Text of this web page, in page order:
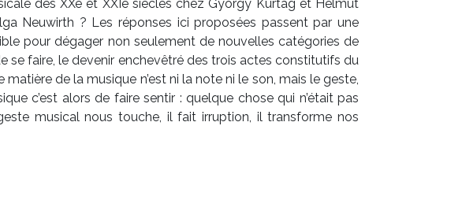
des XXe et XXIe siècles chez György Kurtág et Helmut
Neuwirth ? Les réponses ici proposées passent par une
pour dégager non seulement de nouvelles catégories de
se faire, le devenir enchevêtré des trois actes constitutifs du
de la musique n’est ni la note ni le son, mais le geste,
c’est alors de faire sentir : quelque chose qui n’était pas
musical nous touche, il fait irruption, il transforme nos